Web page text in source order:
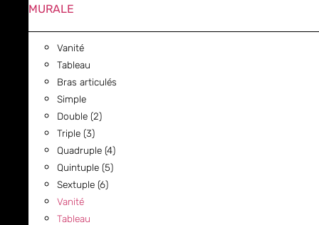
MURALE
Vanité
Tableau
Bras articulés
Simple
Double (2)
Triple (3)
Quadruple (4)
Quintuple (5)
Sextuple (6)
Vanité
Tableau